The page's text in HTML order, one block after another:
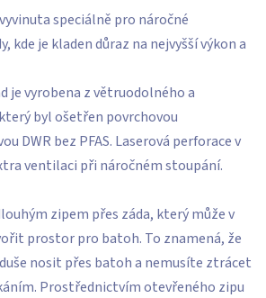
speciálně pro náročné
kde je kladen důraz na nejvyšší výkon a
je vyrobena z větruodolného a
byl ošetřen povrchovou
DWR bez PFAS. Laserová perforace v
ventilaci při náročném stoupání.
zipem přes záda, který může v
prostor pro batoh. To znamená, že
nosit přes batoh a nemusíte ztrácet
Prostřednictvím otevřeného zipu